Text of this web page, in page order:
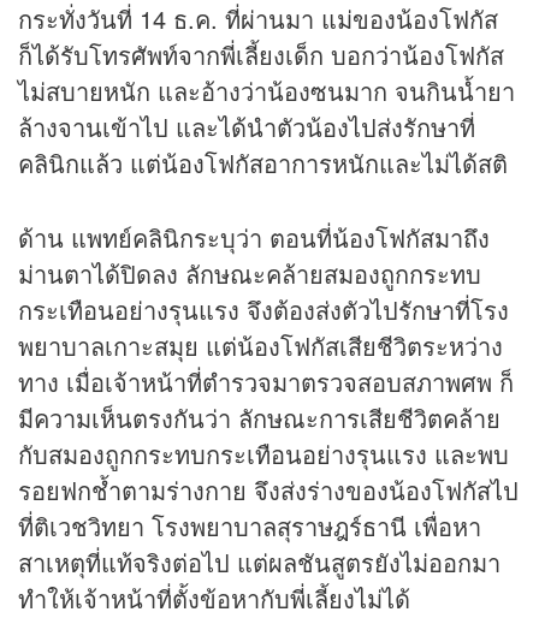
กระทั่งวันที่ 14 ธ.ค. ที่ผ่านมา แม่ของน้องโฟกัส
ก็ได้รับโทรศัพท์จากพี่เลี้ยงเด็ก บอกว่าน้องโฟกัส
ไม่สบายหนัก และอ้างว่าน้องซนมาก จนกินน้ำยา
ล้างจานเข้าไป และได้นำตัวน้องไปส่งรักษาที่
คลินิกแล้ว แต่น้องโฟกัสอาการหนักและไม่ได้สติ
ด้าน แพทย์คลินิกระบุว่า ตอนที่น้องโฟกัสมาถึง
ม่านตาได้ปิดลง ลักษณะคล้ายสมองถูกกระทบ
กระเทือนอย่างรุนแรง จึงต้องส่งตัวไปรักษาที่โรง
พยาบาลเกาะสมุย แต่น้องโฟกัสเสียชีวิตระหว่าง
ทาง เมื่อเจ้าหน้าที่ตำรวจมาตรวจสอบสภาพศพ ก็
มีความเห็นตรงกันว่า ลักษณะการเสียชีวิตคล้าย
กับสมองถูกกระทบกระเทือนอย่างรุนแรง และพบ
รอยฟกช้ำตามร่างกาย จึงส่งร่างของน้องโฟกัสไป
ที่ติเวชวิทยา โรงพยาบาลสุราษฎร์ธานี เพื่อหา
สาเหตุที่แท้จริงต่อไป แต่ผลชันสูตรยังไม่ออกมา
ทำให้เจ้าหน้าที่ตั้งข้อหากับพี่เลี้ยงไม่ได้